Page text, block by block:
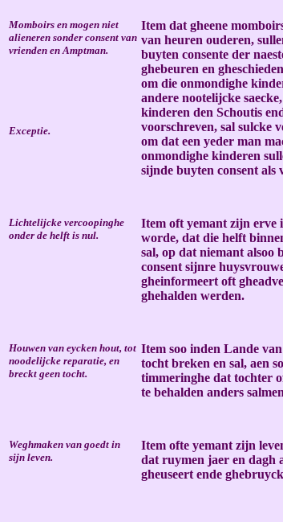
Momboirs en mogen niet
alieneren sonder consent van
vrienden en Amptman.
Exceptie.
Item dat gheene
van heuren ouderen,
buyten consente der
ghebeuren en
om die onmondighe
andere nootelijcke
kinderen den Schoutis
voorschreven, sal sulcke
om dat een yeder man
onmondighe kinderen
sijnde buyten consent als
Lichtelijcke vercoopinghe
onder de helft is nul.
Item oft yemant zijn erve
worde, dat die helft
sal, op dat niemant alsoo
consent sijnre
gheinformeert oft
ghehalden werden.
Houwen van eycken hout, tot
noodelijcke reparatie, en
breckt geen tocht.
Item soo inden Lande
tocht breken en sal, aen
timmeringhe dat tochter
te behalden anders
Weghmaken van goedt in
sijn leven.
Item ofte yemant zijn
dat ruymen jaer en dagh
gheuseert ende